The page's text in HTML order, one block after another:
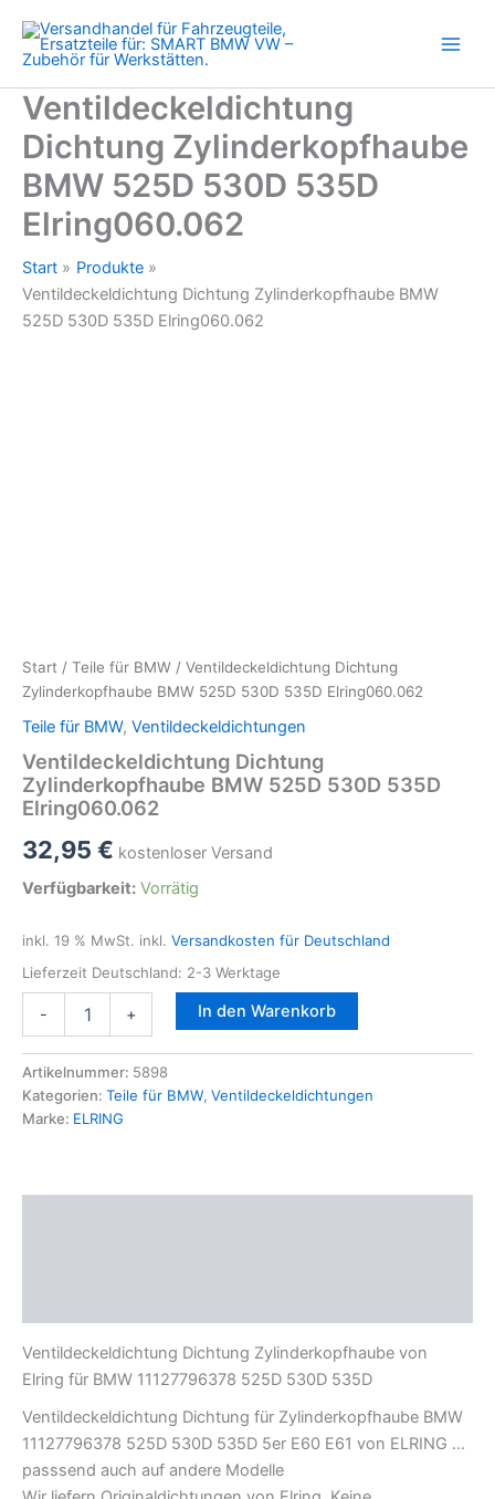
Inhalt
springen
Ventildeckeldichtung
Dichtung Zylinderkopfhaube
BMW 525D 530D 535D
Elring060.062
Start
Produkte
Ventildeckeldichtung Dichtung Zylinderkopfhaube BMW
525D 530D 535D Elring060.062
Start / Teile für BMW / Ventildeckeldichtung Dichtung
Zylinderkopfhaube BMW 525D 530D 535D Elring060.062
Teile für BMW, Ventildeckeldichtungen
Ventildeckeldichtung Dichtung
Zylinderkopfhaube BMW 525D 530D 535D
Elring060.062
32,95 € kostenloser Versand
Verfügbarkeit: Vorrätig
inkl. 19 % MwSt. inkl. Versandkosten für Deutschland
Lieferzeit Deutschland: 2-3 Werktage
-
BMW
525D
530D
+ In den Warenkorb
Artikelnummer: 5898
Kategorien: Teile für BMW, Ventildeckeldichtungen
Marke: ELRING
Ventildeckeldichtung Dichtung Zylinderkopfhaube von
Elring für BMW 11127796378 525D 530D 535D
Ventildeckeldichtung Dichtung für Zylinderkopfhaube BMW
11127796378 525D 530D 535D 5er E60 E61 von ELRING …
passsend auch auf andere Modelle
535D
Elring060.062